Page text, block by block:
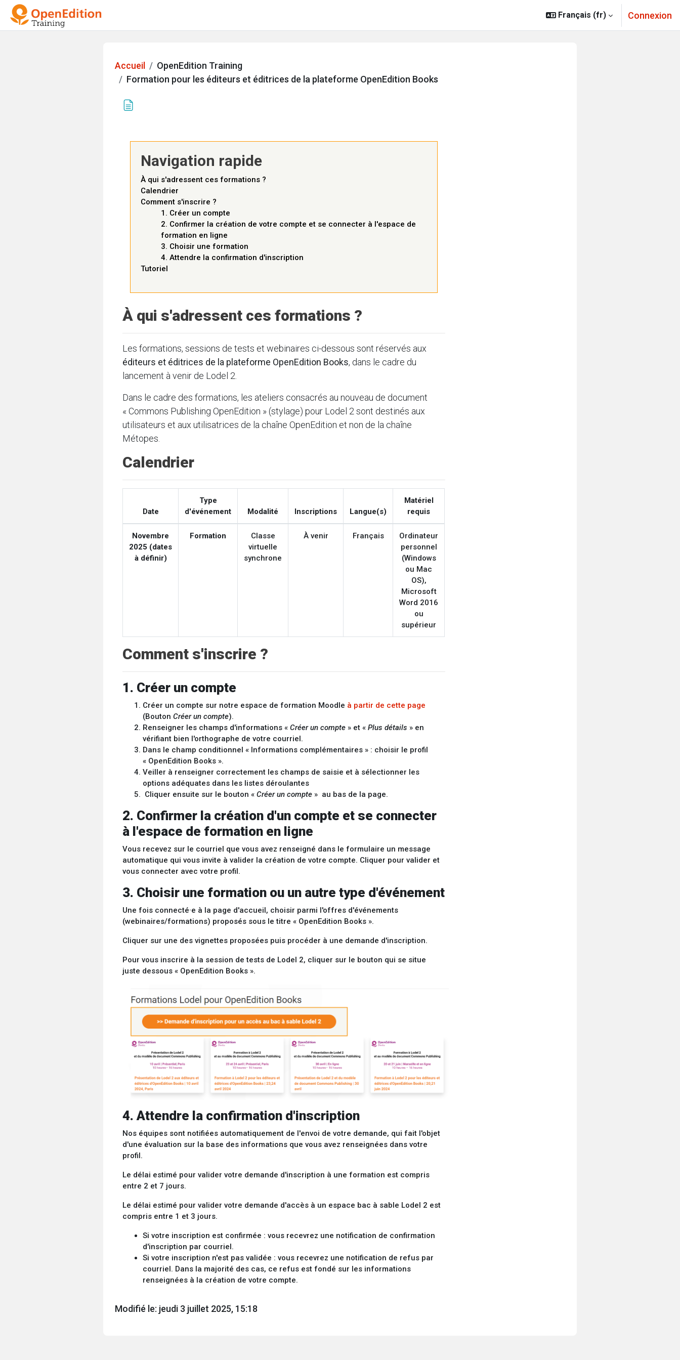
Passer au contenu principal
Français ‎(fr)‎ Connexion
Accueil
OpenEdition Training
Formation pour les éditeurs et éditrices de la plateforme OpenEdition Books
Navigation rapide
À qui s'adressent ces formations ?
Calendrier
Comment s'inscrire ?
1. Créer un compte
2. Confirmer la création de votre compte et se connecter à l'espace de
formation en ligne
3. Choisir une formation
4. Attendre la confirmation d'inscription
Tutoriel
À qui s'adressent ces formations ?
Les formations, sessions de tests et webinaires ci-dessous sont réservés aux
éditeurs et éditrices de la plateforme OpenEdition Books, dans le cadre du
lancement à venir de Lodel 2.
Dans le cadre des formations, les ateliers consacrés au nouveau de document
« Commons Publishing OpenEdition » (stylage) pour Lodel 2 sont destinés aux
utilisateurs et aux utilisatrices de la chaîne OpenEdition et non de la chaîne
Métopes.
Calendrier
Date
Type
d'événement
Modalité Inscriptions Langue(s)
Matériel
requis
Novembre
2025 (dates
à définir)
Formation
Classe
virtuelle
synchrone
À venir Français
Ordinateur
personnel
(Windows
ou Mac
OS),
Microsoft
Word 2016
ou
supérieur
Comment s'inscrire ?
1. Créer un compte
Créer un compte sur notre espace de formation Moodle à partir de cette page
(Bouton Créer un compte).
Renseigner les champs d'informations « Créer un compte » et « Plus détails » en
vérifiant bien l'orthographe de votre courriel.
Dans le champ conditionnel « Informations complémentaires » : choisir le profil
« OpenEdition Books ».
Veiller à renseigner correctement les champs de saisie et à sélectionner les
options adéquates dans les listes déroulantes
Cliquer ensuite sur le bouton « Créer un compte » au bas de la page.
2. Confirmer la création d'un compte et se connecter
à l'espace de formation en ligne
Vous recevez sur le courriel que vous avez renseigné dans le formulaire un message
automatique qui vous invite à valider la création de votre compte. Cliquer pour valider et
vous connecter avec votre profil.
3. Choisir une formation ou un autre type d'événement
Une fois connecté·e à la page d'accueil, choisir parmi l'offres d'événements
(webinaires/formations) proposés sous le titre « OpenEdition Books ».
Cliquer sur une des vignettes proposées puis procéder à une demande d'inscription.
Pour vous inscrire à la session de tests de Lodel 2, cliquer sur le bouton qui se situe
juste dessous « OpenEdition Books ».
4. Attendre la confirmation d'inscription
Nos équipes sont notifiées automatiquement de l'envoi de votre demande, qui fait l'objet
d'une évaluation sur la base des informations que vous avez renseignées dans votre
profil.
Le délai estimé pour valider votre demande d'inscription à une formation est compris
entre 2 et 7 jours.
Le délai estimé pour valider votre demande d'accès à un espace bac à sable Lodel 2 est
compris entre 1 et 3 jours.
Si votre inscription est confirmée : vous recevrez une notification de confirmation
d'inscription par courriel.
Si votre inscription n'est pas validée : vous recevrez une notification de refus par
courriel. Dans la majorité des cas, ce refus est fondé sur les informations
renseignées à la création de votre compte.
Modifié le: jeudi 3 juillet 2025, 15:18